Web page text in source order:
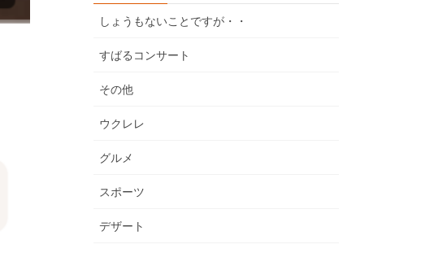
しょうもないことですが・・
すばるコンサート
その他
ウクレレ
グルメ
スポーツ
デザート